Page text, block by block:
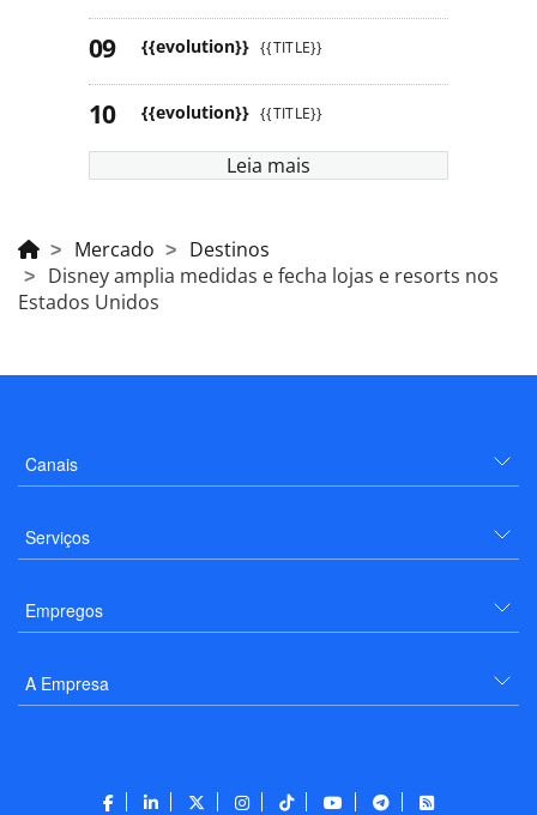
{{evolution}} {{TITLE}}
{{evolution}} {{TITLE}}
Leia mais
Mercado
Destinos
Disney amplia medidas e fecha lojas e resorts nos
Estados Unidos
Canais
Serviços
Empregos
A Empresa